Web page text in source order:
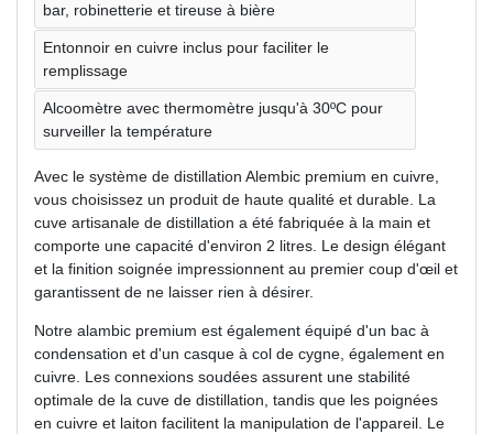
bar, robinetterie et tireuse à bière
Entonnoir en cuivre inclus pour faciliter le
remplissage
Alcoomètre avec thermomètre jusqu'à 30ºC pour
surveiller la température
Avec le système de distillation Alembic premium en cuivre,
vous choisissez un produit de haute qualité et durable. La
cuve artisanale de distillation a été fabriquée à la main et
comporte une capacité d'environ 2 litres. Le design élégant
et la finition soignée impressionnent au premier coup d'œil et
garantissent de ne laisser rien à désirer.
Notre alambic premium est également équipé d'un bac à
condensation et d'un casque à col de cygne, également en
cuivre. Les connexions soudées assurent une stabilité
optimale de la cuve de distillation, tandis que les poignées
en cuivre et laiton facilitent la manipulation de l'appareil. Le